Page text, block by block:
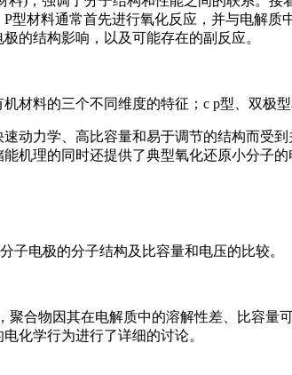
材料通常首先进行氧化反应，并与电解
的结构影响，以及可能存在的副反应。
材料的三个不同维度的特征；c p型、双极型
动力学、高比容量和易于调节的结构而受
机理的同时还提供了典型氧化还原小分子的
子电极的分子结构及比容量和电压的比较。
合物因其在电解质中的溶解性差、比容量
化学行为进行了详细的讨论。